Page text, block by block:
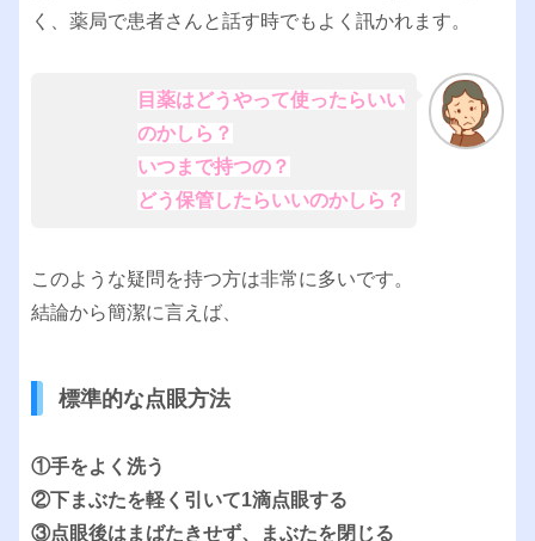
く、薬局で患者さんと話す時でもよく訊かれます。
目薬はどうやって使ったらいい
のかしら？
いつまで持つの？
どう保管したらいいのかしら？
このような疑問を持つ方は非常に多いです。
結論から簡潔に言えば、
標準的な点眼方法
①手をよく洗う
②下まぶたを軽く引いて1滴点眼する
③点眼後はまばたきせず、まぶたを閉じる